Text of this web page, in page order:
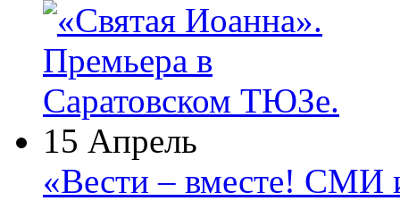
15 Апрель
«Вести – вместе! СМИ